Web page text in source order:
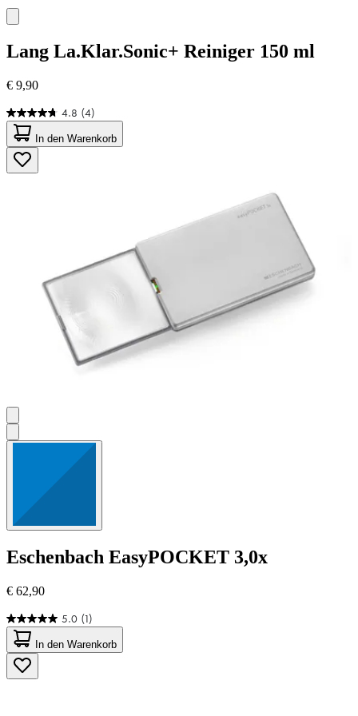
Lang La.Klar.Sonic+ Reiniger 150 ml
€ 9,90
4.8 (4)
4.8
von
5
Sternen.
4
In den Warenkorb
Eschenbach EasyPOCKET 3,0x
€ 62,90
5.0 (1)
5.0
von
5
Sternen.
1
In den Warenkorb